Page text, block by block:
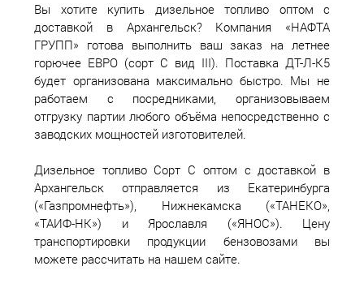
Вы хотите купить дизельное топливо оптом с
доставкой в Архангельск? Компания «НАФТА
ГРУПП» готова выполнить ваш заказ на летнее
горючее ЕВРО (сорт С вид III). Поставка ДТ-Л-К5
будет организована максимально быстро. Мы не
работаем с посредниками, организовываем
отгрузку партии любого объёма непосредственно с
заводских мощностей изготовителей.
Дизельное топливо Сорт С оптом с доставкой в
Архангельск отправляется из Екатеринбурга
(«Газпромнефть»), Нижнекамска («ТАНЕКО»,
«ТАИФ-НК») и Ярославля («ЯНОС»). Цену
транспортировки продукции бензовозами вы
можете рассчитать на нашем сайте.